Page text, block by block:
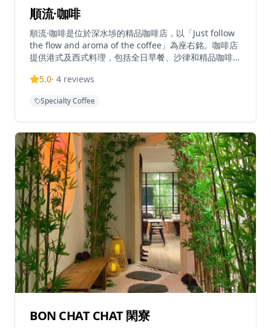
順流·咖啡
順流·咖啡是位於深水埗的精品咖啡店，以「Just follow
the flow and aroma of the coffee」為座右銘。咖啡店
提供港式及西式料理，包括全日早餐、沙律和精品咖啡。
鬆舒適的環境。咖啡店交通便利，可從太子站D出口或深
熱門的打卡拍照地點，店員更會指點客人最佳拍照位置。
咖啡都展現了精品咖啡的風味和品質。餐廳的全日早餐選
擇豐富，從經典的英式早餐到創新的港式早餐，應有盡
有。咖啡店的環境設計融合了懷舊元素與現代舒適，營造
出獨特而溫馨的氛圍。無論是想要享受優質咖啡的愛好
者，還是尋找拍照打卡地點的遊客，都能在這裡找到屬於
自己的樂趣。順流·咖啡不僅是一個咖啡店，更是深水埗
社區中一個獨特的文化據點。
5.0· 4 reviews
Specialty Coffee
BON CHAT CHAT 閑寮